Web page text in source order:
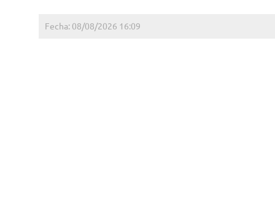
Fecha: 08/08/2026 16:09